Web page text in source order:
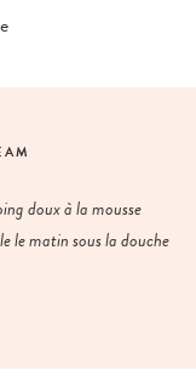
doux à la mousse
le matin sous la douche